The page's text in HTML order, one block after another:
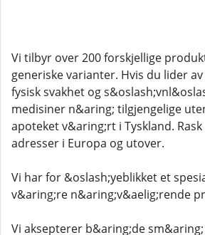
Vi tilbyr over 200 forskjellige
generiske varianter. Hvis du lider
fysisk svakhet og
medisiner n&aring; tilgjengelige
apoteket v&aring;rt i Tyskland.
adresser i Europa og utover.
Vi har for &oslash;yeblikket et
v&aring;re n&aring;v&aelig;rende
Vi aksepterer b&aring;de